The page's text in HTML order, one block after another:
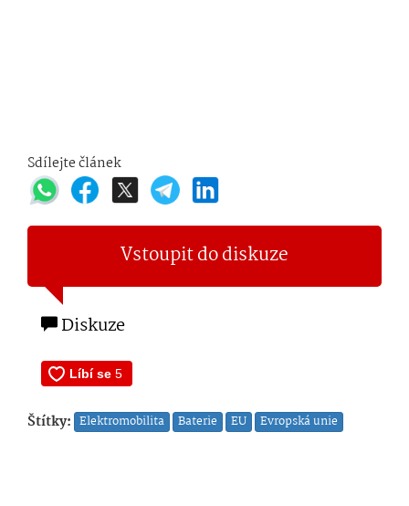
Sdílejte článek
Vstoupit do diskuze
Diskuze
Štítky: Elektromobilita Baterie EU Evropská unie